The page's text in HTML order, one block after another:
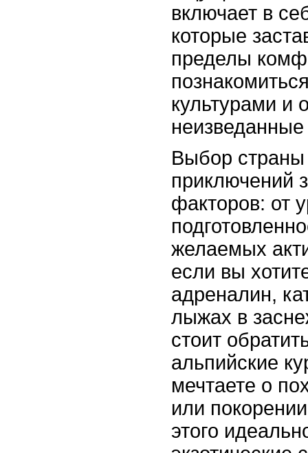
включает в
которые
пределы
культурами и
Выбор страны
приключений
факторов: от
желаемых
если вы
адреналин,
лыжах в
стоит
альпийские
мечтаете о
или
этого